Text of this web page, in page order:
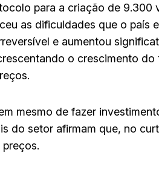
para a criação de 9.300
as dificuldades que o país
e aumentou
o crescimento
mesmo de fazer
do setor afirmam que, no